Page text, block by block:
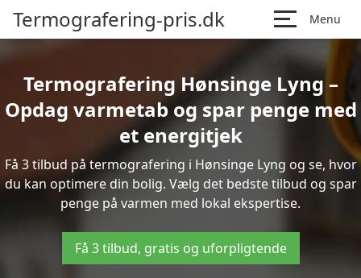
Termografering-pris.dk Menu
Termografering Hønsinge Lyng –
Opdag varmetab og spar penge med
et energitjek
Få 3 tilbud på termografering i Hønsinge Lyng og se, hvor
du kan optimere din bolig. Vælg det bedste tilbud og spar
penge på varmen med lokal ekspertise.
Få 3 tilbud, gratis og uforpligtende